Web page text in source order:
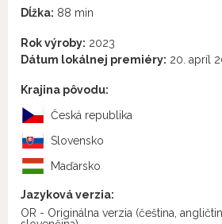
Dĺžka: 88 min
Rok výroby: 2023
Dátum lokálnej premiéry: 20. apríl
Krajina pôvodu:
Česká republika
Slovensko
Maďarsko
Jazyková verzia:
OR - Originálna verzia (čeština,